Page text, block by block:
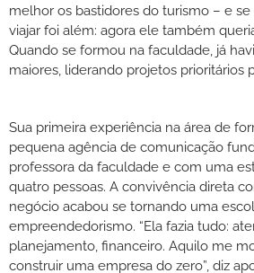
melhor os bastidores do turismo – e
viajar foi além: agora ele também
Quando se formou na faculdade, já
maiores, liderando projetos prioritários
Sua primeira experiência na área de
pequena agência de comunicação
professora da faculdade e com uma
quatro pessoas. A convivência direta
negócio acabou se tornando uma
empreendedorismo. “Ela fazia tudo:
planejamento, financeiro. Aquilo me
construir uma empresa do zero”, diz